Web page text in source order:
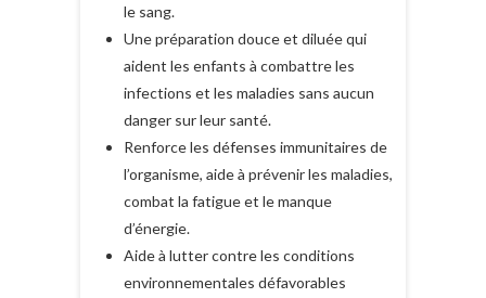
le sang.
Une préparation douce et diluée qui
aident les enfants à combattre les
infections et les maladies sans aucun
danger sur leur santé.
Renforce les défenses immunitaires de
l’organisme, aide à prévenir les maladies,
combat la fatigue et le manque
d’énergie.
Aide à lutter contre les conditions
environnementales défavorables